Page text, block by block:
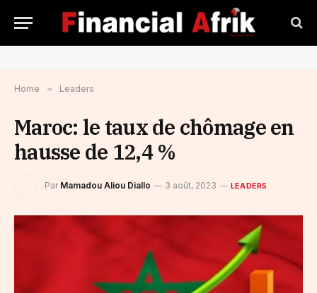
Home » Leaders
Maroc: le taux de chômage en
hausse de 12,4 %
Par Mamadou Aliou Diallo 3 août, 2023 LEADERS